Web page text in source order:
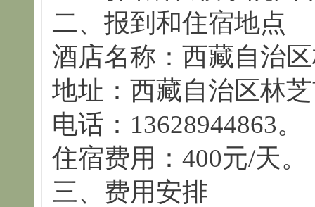
二、报到和住宿地点
酒店名称：西藏自治
地址：西藏自治区林
电话：13628944863。
住宿费用：400元/天。
三、费用安排